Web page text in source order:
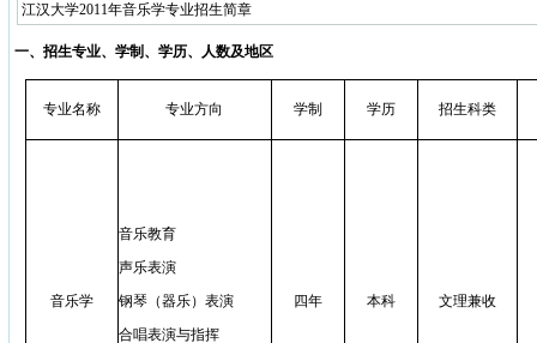
江汉大学2011年音乐学专业招生简章
一、招生专业、学制、学历、人数及地区
专业名称 专业方向 学制 学历 招生科类
音乐学
音乐教育
声乐表演
钢琴（器乐）表演
合唱表演与指挥
四年 本科 文理兼收